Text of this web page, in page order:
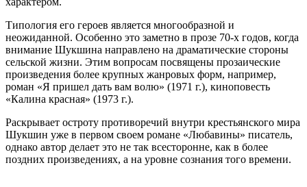
Типология его героев является многообразной и
неожиданной. Особенно это заметно в прозе 70-х годов, когда
внимание Шукшина направлено на драматические стороны
сельской жизни. Этим вопросам посвящены прозаические
произведения более крупных жанровых форм, например,
роман «Я пришел дать вам волю» (1971 г.), киноповесть
«Калина красная» (1973 г.).
Раскрывает остроту противоречий внутри крестьянского мира
Шукшин уже в первом своем романе «Любавины» писатель,
однако автор делает это не так всесторонне, как в более
поздних произведениях, а на уровне сознания того времени.